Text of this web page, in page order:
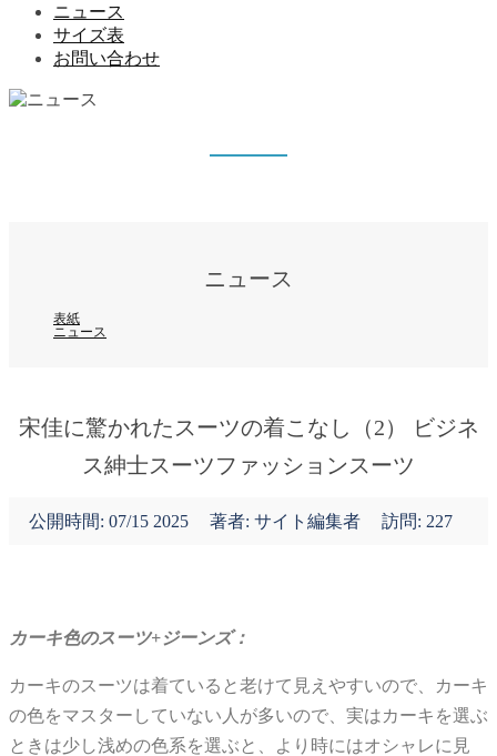
ニュース
サイズ表
お問い合わせ
ニュース
表紙
ニュース
宋佳に驚かれたスーツの着こなし（2） ビジネ
ス紳士スーツファッションスーツ
公開時間: 07/15 2025 著者: サイト編集者 訪問: 227
カーキ色のスーツ+ジーンズ：
カーキのスーツは着ていると老けて見えやすいので、カーキ
の色をマスターしていない人が多いので、実はカーキを選ぶ
ときは少し浅めの色系を選ぶと、より時にはオシャレに見